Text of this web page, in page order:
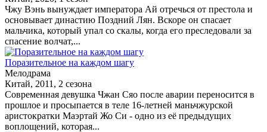
Чжу Вэнь вынуждает императора Ай отречься от престола и
основывает династию Поздний Лян. Вскоре он спасает
мальчика, который упал со скалы, когда его преследовали за
спасение волчат,...
Поразительное на каждом шагу
Мелодрама
Китай, 2011, 2 сезона
Современная девушка Чжан Сяо после аварии переносится в
прошлое и просыпается в теле 16-летней маньчжурской
аристократки Маэртай Жо Си - одно из её предыдущих
воплощений, которая...